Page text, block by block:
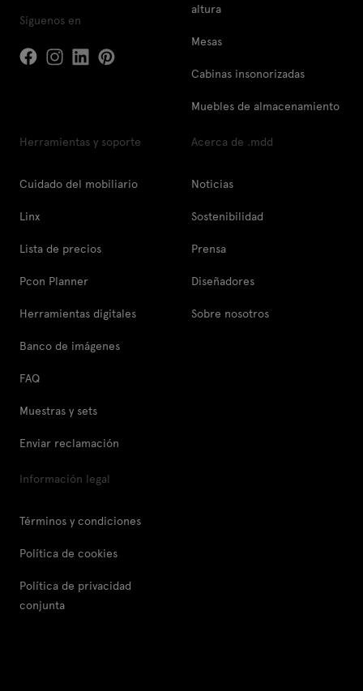
Síguenos en
altura
Mesas
Cabinas insonorizadas
Muebles de almacenamiento
Herramientas y soporte
Cuidado del mobiliario
Linx
Lista de precios
Pcon Planner
Herramientas digitales
Banco de imágenes
FAQ
Muestras y sets
Enviar reclamación
Acerca de .mdd
Noticias
Sostenibilidad
Prensa
Diseñadores
Sobre nosotros
Información legal
Términos y condiciones
Política de cookies
Política de privacidad
conjunta